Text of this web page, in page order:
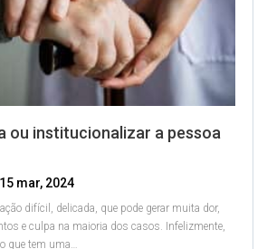
ou institucionalizar a pessoa
15 mar, 2024
difícil, delicada, que pode gerar muita dor,
e culpa na maioria dos casos. Infelizmente,
que tem uma